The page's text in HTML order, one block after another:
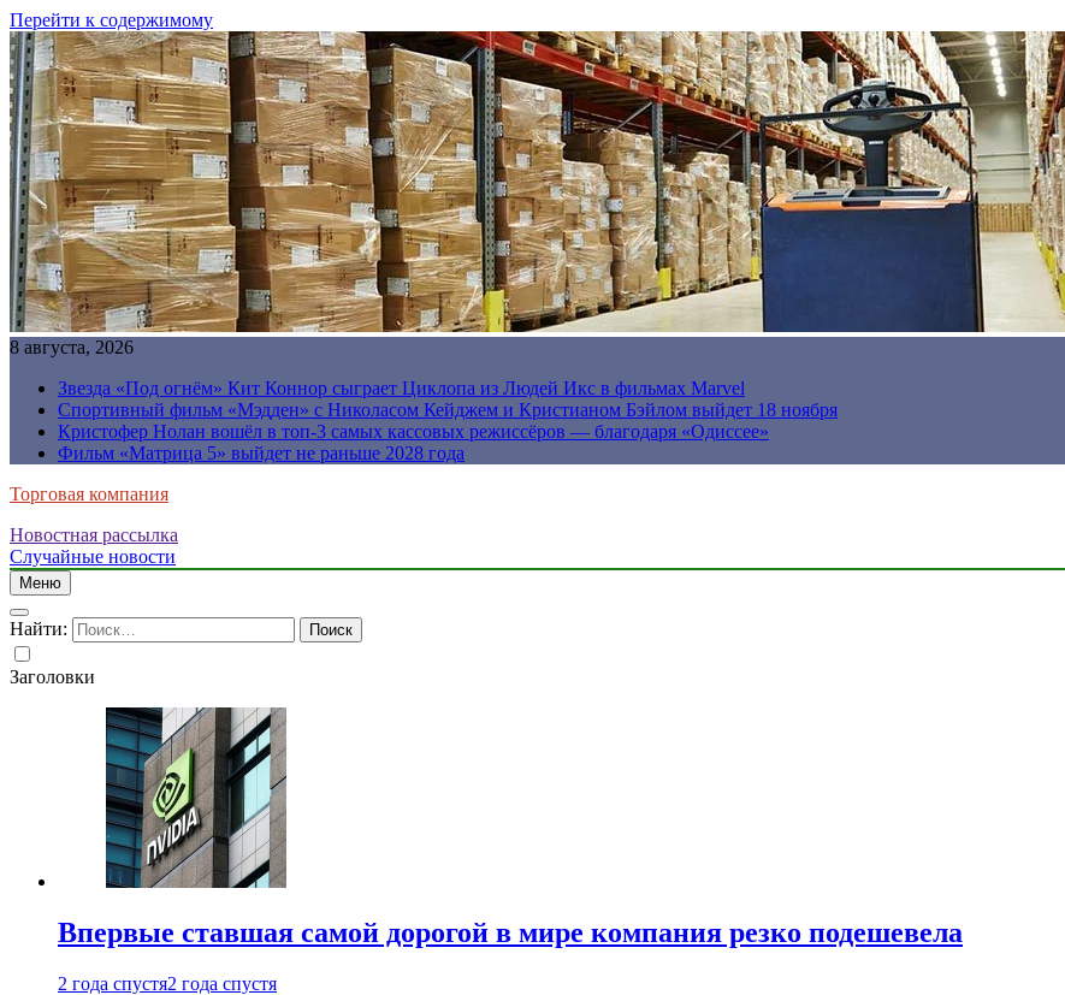
Перейти к содержимому
8 августа, 2026
Звезда «Под огнём» Кит Коннор сыграет Циклопа из Людей Икс в фильмах Marvel
Спортивный фильм «Мэдден» с Николасом Кейджем и Кристианом Бэйлом выйдет 18 ноября
Кристофер Нолан вошёл в топ-3 самых кассовых режиссёров — благодаря «Одиссее»
Фильм «Матрица 5» выйдет не раньше 2028 года
Торговая компания
Новостная рассылка
Случайные новости
Меню
Найти:
Заголовки
Впервые ставшая самой дорогой в мире компания резко подешевела
2 года спустя2 года спустя